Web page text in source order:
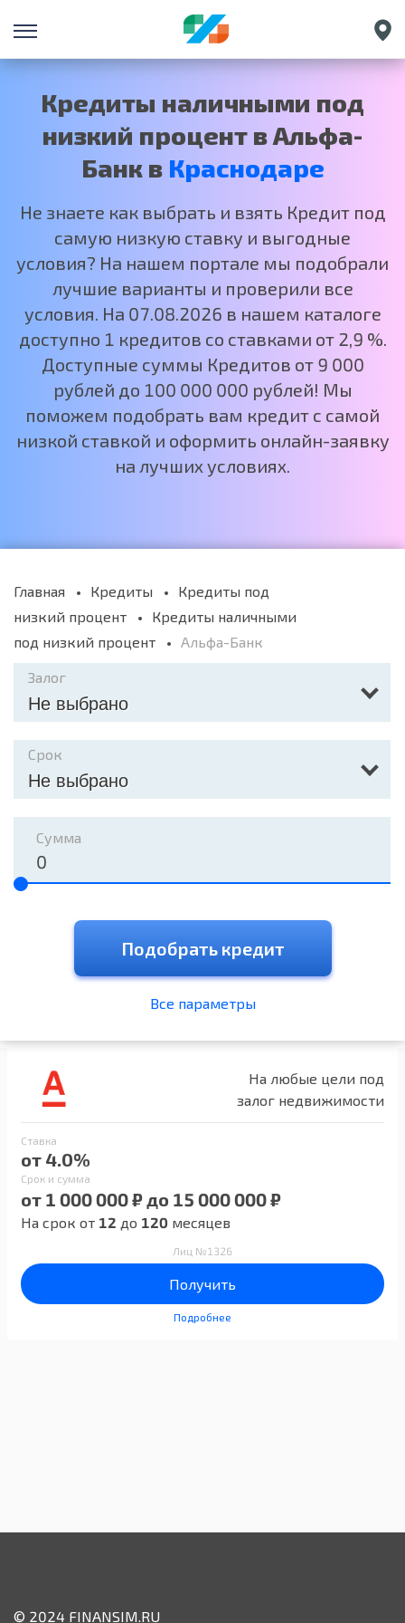
Санкт-Петербург
Нижний Новгород
Москва
Кредиты наличными под
низкий процент в Альфа-
Банк в Краснодаре
Не знаете как выбрать и взять Кредит под
самую низкую ставку и выгодные
условия? На нашем портале мы подобрали
лучшие варианты и проверили все
условия. На 07.08.2026 в нашем каталоге
доступно 1 кредитов со ставками от 2,9 %.
Доступные суммы Кредитов от 9 000
рублей до 100 000 000 рублей! Мы
поможем подобрать вам кредит с самой
низкой ставкой и оформить онлайн-заявку
на лучших условиях.
Главная Кредиты
Кредиты под
низкий процент
Кредиты наличными
под низкий процент
Альфа-Банк
Залог
Не выбрано
Срок
Не выбрано
Сумма
Подобрать кредит
Все параметры
На любые цели под
залог недвижимости
Ставка
от 4.0%
Срок и сумма
от 1 000 000 ₽ до 15 000 000 ₽
На срок от 12 до 120 месяцев
Лиц №1326
Получить
Подробнее
© 2024 FINANSIM.RU